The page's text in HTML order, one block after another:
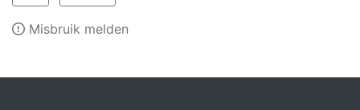
Misbruik melden